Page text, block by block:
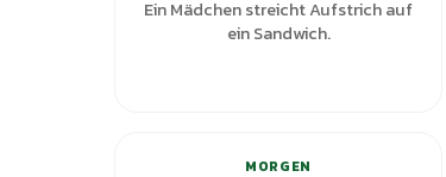
Ein Mädchen streicht Aufstrich auf
ein Sandwich.
MORGEN